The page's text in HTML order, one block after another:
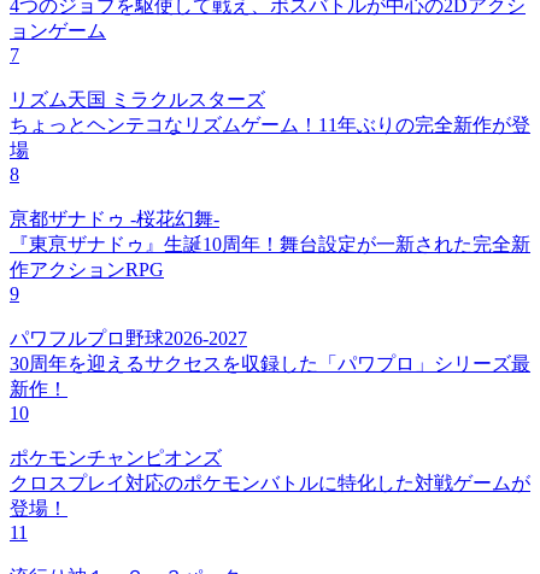
4つのジョブを駆使して戦え、ボスバトルが中心の2Dアクシ
ョンゲーム
7
リズム天国 ミラクルスターズ
ちょっとヘンテコなリズムゲーム！11年ぶりの完全新作が登
場
8
亰都ザナドゥ -桜花幻舞-
『東亰ザナドゥ』生誕10周年！舞台設定が一新された完全新
作アクションRPG
9
パワフルプロ野球2026-2027
30周年を迎えるサクセスを収録した「パワプロ」シリーズ最
新作！
10
ポケモンチャンピオンズ
クロスプレイ対応のポケモンバトルに特化した対戦ゲームが
登場！
11